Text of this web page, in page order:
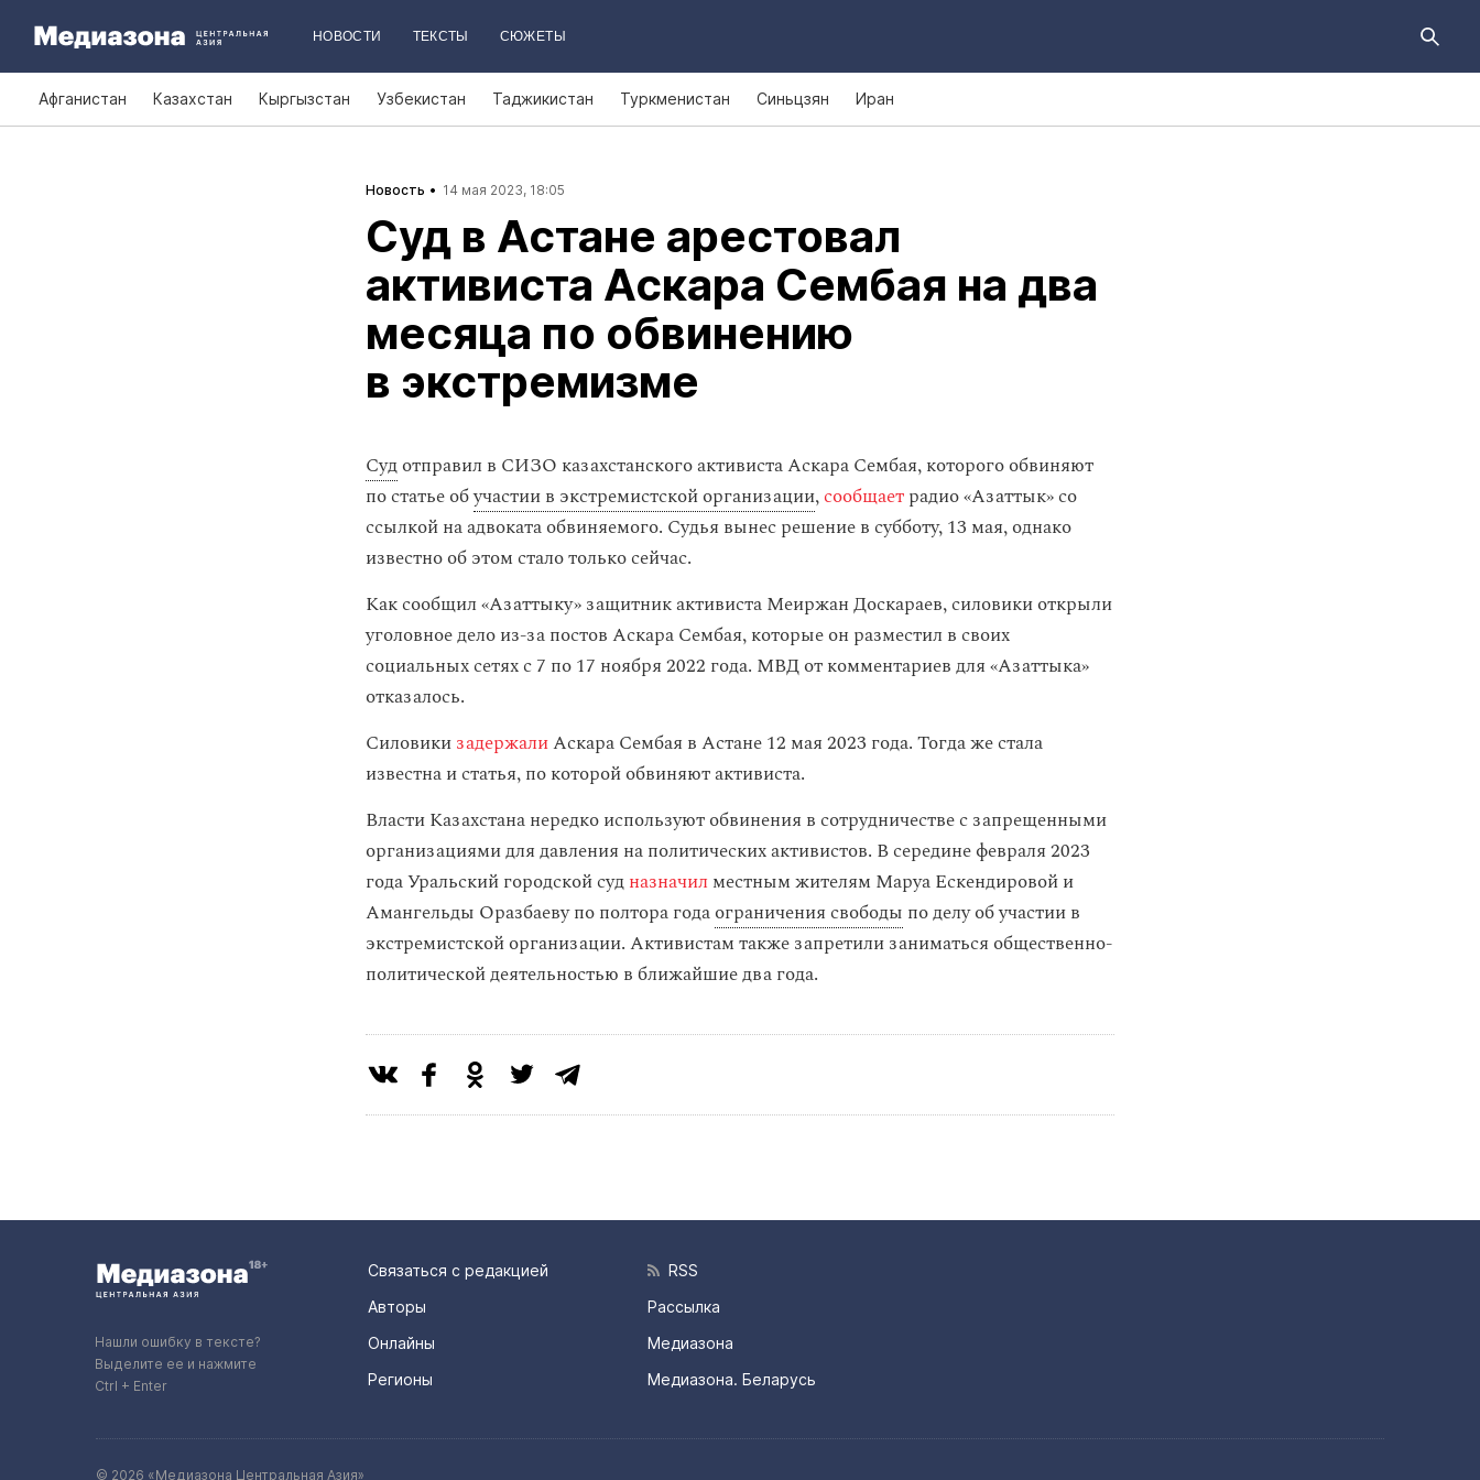
НОВОСТИ ТЕКСТЫ СЮЖЕТЫ
Афганистан Казахстан Кыргызстан Узбекистан Таджикистан Туркменистан Синьцзян Иран
Новость 14 мая 2023, 18:05
Суд в Астане арестовал
активиста Аскара Сембая на два
месяца по обвинению
в экстремизме
Судотправил в СИЗО казахстанского активиста Аскара Сембая, которого обвиняют
по статье обучастии в экстремистской организации,сообщаетрадио «‎Азаттык» со
ссылкой на адвоката обвиняемого. Судья вынес решение в субботу, 13 мая, однако
известно об этом стало только сейчас.
Как сообщил «‎Азаттыку» защитник активиста Меиржан Доскараев, силовики открыли
уголовное дело из-за постов Аскара Сембая, которые он разместил в своих
социальных сетях с 7 по 17 ноября 2022 года. МВД от комментариев для «‎Азаттыка»
отказалось.
СиловикизадержалиАскара Сембая в Астане 12 мая 2023 года. Тогда же стала
известна и статья, по которой обвиняют активиста.
Власти Казахстана нередко используют обвинения в сотрудничестве с запрещенными
организациями для давления на политических активистов. В середине февраля 2023
года Уральский городской судназначил местным жителям Маруа Ескендировой и
Амангельды Оразбаеву по полтора годаограничения свободы по делу об участии в
экстремистской организации. Активистам также запретили заниматься общественно-
политической деятельностью в ближайшие два года.
Нашли ошибку в тексте?
Выделите ее и нажмите
Ctrl + Enter
Связаться с редакцией
Авторы
Онлайны
Регионы
RSS
Рассылка
Медиазона
Медиазона. Беларусь
© 2026 «Медиазона Центральная Азия»